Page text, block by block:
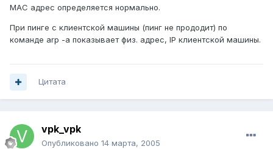
MAC адрес определяется нормально.
При пинге с клиентской машины (пинг не прододит) по
команде arp -a показывает физ. адрес, IP клиентской машины.
Цитата
vpk_vpk
Опубликовано 14 марта, 2005